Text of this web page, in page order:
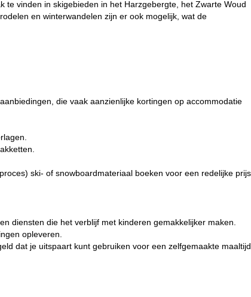
te vinden in skigebieden in het Harzgebergte, het Zwarte Woud
en winterwandelen zijn er ook mogelijk, wat de
, die vaak aanzienlijke kortingen op accommodatie
ski- of snowboardmateriaal boeken voor een redelijke prijs
diensten die het verblijf met kinderen gemakkelijker maken.
opleveren.
dat je uitspaart kunt gebruiken voor een zelfgemaakte maaltijd